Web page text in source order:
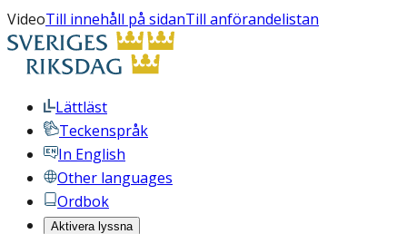
VideoTill innehåll på sidanTill anförandelistan
Lättläst
Teckenspråk
In English
Other languages
Ordbok
Aktivera lyssna